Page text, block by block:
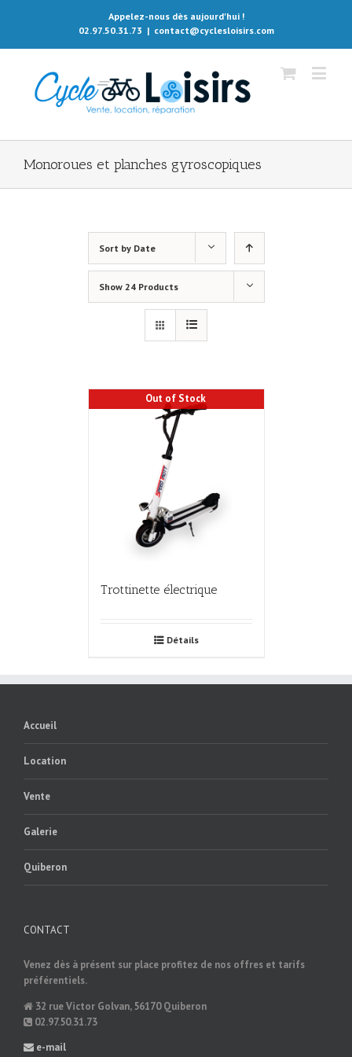
Appelez-nous dès aujourd'hui !
02.97.50.31.73 | contact@cyclesloisirs.com
Monoroues et planches gyroscopiques
Sort by Date
Show 24 Products
Out of Stock
Trottinette électrique
Détails
Accueil
Location
Vente
Galerie
Quiberon
CONTACT
Venez dès à présent sur place profitez de nos offres et tarifs
préférentiels.
32 rue Victor Golvan, 56170 Quiberon
02.97.50.31.73
e-mail